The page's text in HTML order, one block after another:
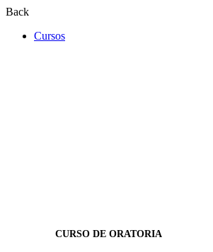
Back
Cursos
CURSO DE ORATORIA